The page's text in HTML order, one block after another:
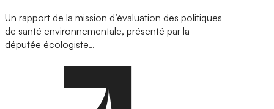
Un rapport de la mission d’évaluation des politiques
de santé environnementale, présenté par la
députée écologiste…